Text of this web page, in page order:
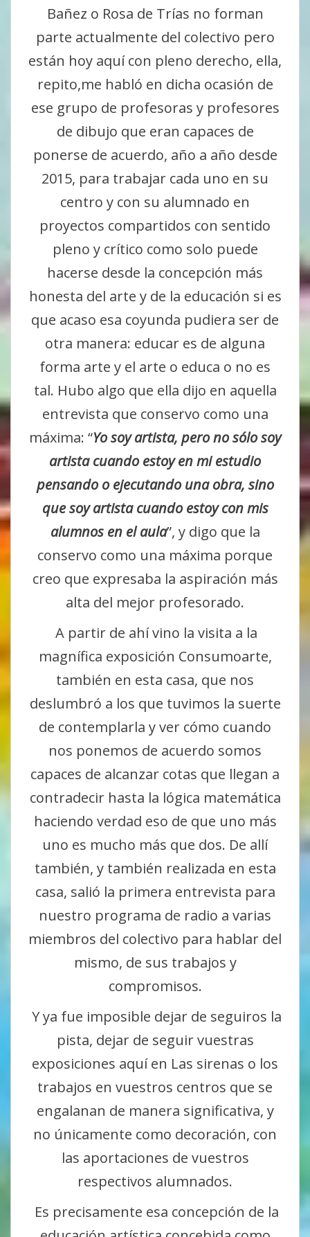
Bañez o Rosa de Trías no forman
parte actualmente del colectivo pero
están hoy aquí con pleno derecho, ella,
repito,me habló en dicha ocasión de
ese grupo de profesoras y profesores
de dibujo que eran capaces de
ponerse de acuerdo, año a año desde
2015, para trabajar cada uno en su
centro y con su alumnado en
proyectos compartidos con sentido
pleno y crítico como solo puede
hacerse desde la concepción más
honesta del arte y de la educación si es
que acaso esa coyunda pudiera ser de
otra manera: educar es de alguna
forma arte y el arte o educa o no es
tal. Hubo algo que ella dijo en aquella
entrevista que conservo como una
máxima: “Yo soy artista, pero no sólo soy
artista cuando estoy en mi estudio
pensando o ejecutando una obra, sino
que soy artista cuando estoy con mis
alumnos en el aula”, y digo que la
conservo como una máxima porque
creo que expresaba la aspiración más
alta del mejor profesorado.
A partir de ahí vino la visita a la
magnífica exposición Consumoarte,
también en esta casa, que nos
deslumbró a los que tuvimos la suerte
de contemplarla y ver cómo cuando
nos ponemos de acuerdo somos
capaces de alcanzar cotas que llegan a
contradecir hasta la lógica matemática
haciendo verdad eso de que uno más
uno es mucho más que dos. De allí
también, y también realizada en esta
casa, salió la primera entrevista para
nuestro programa de radio a varias
miembros del colectivo para hablar del
mismo, de sus trabajos y
compromisos.
Y ya fue imposible dejar de seguiros la
pista, dejar de seguir vuestras
exposiciones aquí en Las sirenas o los
trabajos en vuestros centros que se
engalanan de manera significativa, y
no únicamente como decoración, con
las aportaciones de vuestros
respectivos alumnados.
Es precisamente esa concepción de la